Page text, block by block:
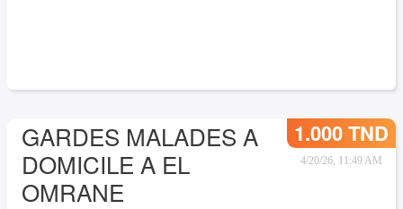
GARDES MALADES A
DOMICILE A EL
OMRANE
1.000 TND
4/20/26, 11:49 AM